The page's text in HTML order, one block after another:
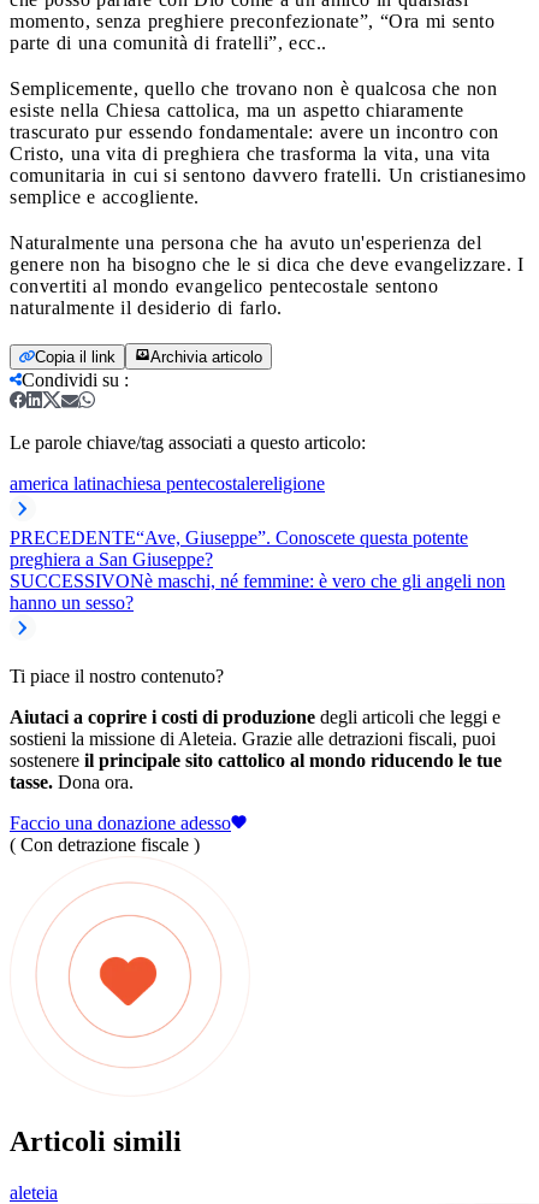
momento, senza preghiere preconfezionate”, “Ora mi sento
parte di una comunità di fratelli”, ecc..
Semplicemente, quello che trovano non è qualcosa che non
esiste nella Chiesa cattolica, ma un aspetto chiaramente
trascurato pur essendo fondamentale: avere un incontro con
Cristo, una vita di preghiera che trasforma la vita, una vita
comunitaria in cui si sentono davvero fratelli. Un cristianesimo
semplice e accogliente.
Naturalmente una persona che ha avuto un'esperienza del
genere non ha bisogno che le si dica che deve evangelizzare. I
convertiti al mondo evangelico pentecostale sentono
naturalmente il desiderio di farlo.
Copia il link Archivia articolo
Condividi su :
Le parole chiave/tag associati a questo articolo:
america latinachiesa pentecostalereligione
PRECEDENTE“Ave, Giuseppe”. Conoscete questa potente
preghiera a San Giuseppe?
SUCCESSIVONè maschi, né femmine: è vero che gli angeli non
hanno un sesso?
Ti piace il nostro contenuto?
Aiutaci a coprire i costi di produzione degli articoli che leggi e
sostieni la missione di Aleteia. Grazie alle detrazioni fiscali, puoi
sostenere il principale sito cattolico al mondo riducendo le tue
tasse. Dona ora.
Faccio una donazione adesso
( Con detrazione fiscale )
Articoli simili
aleteia